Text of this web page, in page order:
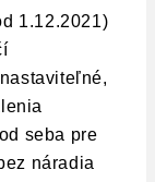
1.12.2021)
seba pre
náradia